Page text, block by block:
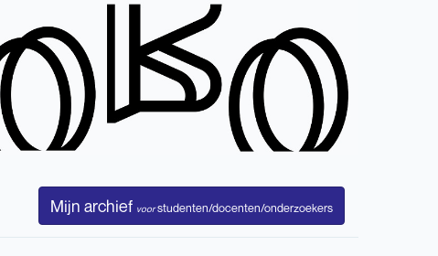
Mijn archief voorstudenten/docenten/onderzoekers